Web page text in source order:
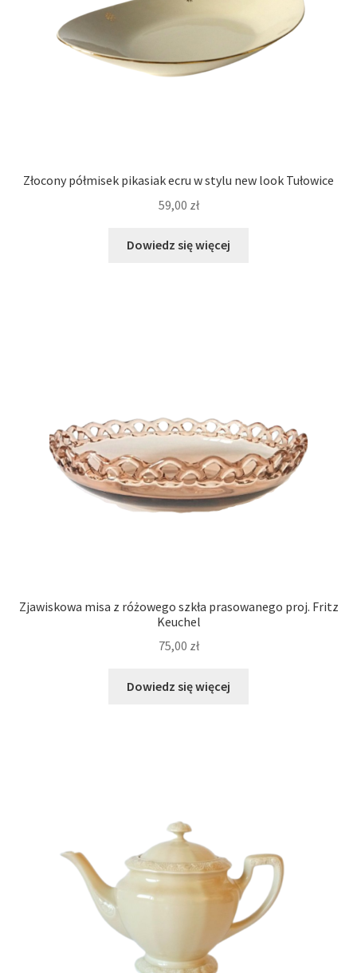
Złocony półmisek pikasiak ecru w stylu new look Tułowice
59,00 zł
Dowiedz się więcej
Zjawiskowa misa z różowego szkła prasowanego proj. Fritz
Keuchel
75,00 zł
Dowiedz się więcej